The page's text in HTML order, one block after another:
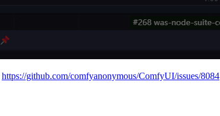
https://github.com/comfyanonymous/ComfyUI/issues/8084